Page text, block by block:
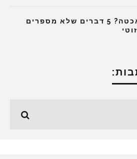
הוזמנתם לשבוע ביאכטה? 5 דברים שלא מספרים